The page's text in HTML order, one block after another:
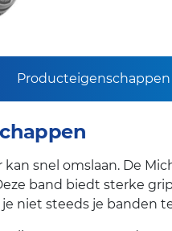
Producteigenschappen
snel omslaan. De
band biedt sterke
niet steeds je banden